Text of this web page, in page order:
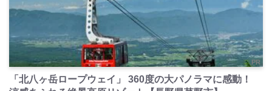
PR
「北八ヶ岳ロープウェイ」 360度の大パノラマに感動！